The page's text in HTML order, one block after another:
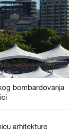
bombardovanja
arhitekture